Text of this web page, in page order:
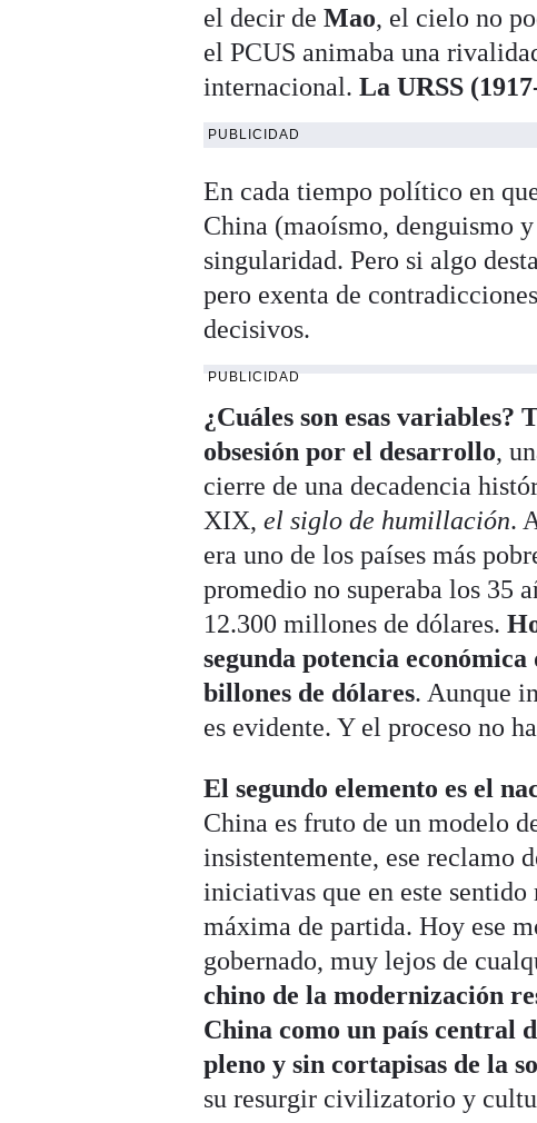
el decir deMao, el cielo no
el PCUS animaba una
internacional.La URSS
PUBLICIDAD
En cada tiempo político en
China (maoísmo, denguismo
singularidad. Pero si algo
pero exenta de
decisivos.
PUBLICIDAD
¿Cuáles son esas
obsesión por el desarrollo,
cierre de una decadencia
XIX, el siglo de humillación.
era uno de los países más
promedio no superaba los 35
12.300 millones de dólares.
segunda potencia
billones de dólares. Aunque
es evidente. Y el proceso no
El segundo elemento es el
China es fruto de un modelo
insistentemente, ese reclamo
iniciativas que en este sentido
máxima de partida. Hoy ese
gobernado, muy lejos de
chino de la modernización
China como un país central
pleno y sin cortapisas de la
su resurgir civilizatorio y